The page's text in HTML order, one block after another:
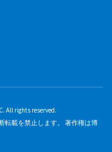
All rights reserved.
転載を禁止します。 著作権は博